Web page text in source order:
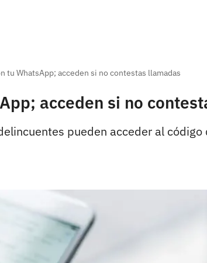
tu WhatsApp; acceden si no contestas llamadas
acceden si no
pueden acceder al